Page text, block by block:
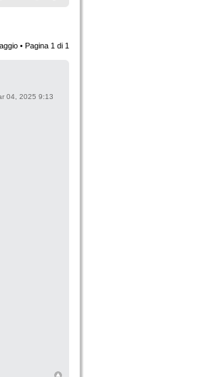
• Pagina 1 di 1
04, 2025 9:13